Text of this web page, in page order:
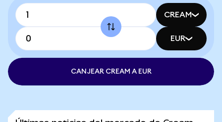
CREAM
EUR
CANJEAR CREAM A EUR